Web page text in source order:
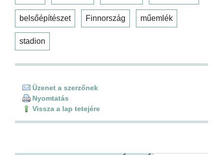
belsőépítészet Finnország műemlék
stadion
Üzenet a szerzőnek
Nyomtatás
Vissza a lap tetejére